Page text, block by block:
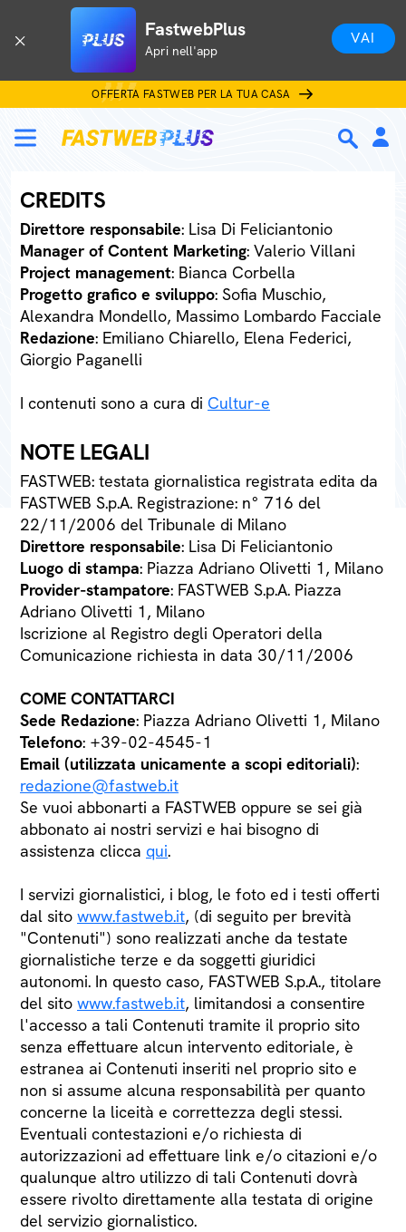
FastwebPlus
Apri nell'app
VAI
OFFERTA FASTWEB PER LA TUA CASA
CREDITS
Direttore responsabile: Lisa Di Feliciantonio
Manager of Content Marketing: Valerio Villani
Project management: Bianca Corbella
Progetto grafico e sviluppo: Sofia Muschio,
Alexandra Mondello, Massimo Lombardo Facciale
Redazione: Emiliano Chiarello, Elena Federici,
Giorgio Paganelli
I contenuti sono a cura di Cultur-e
NOTE LEGALI
FASTWEB: testata giornalistica registrata edita da
FASTWEB S.p.A. Registrazione: n° 716 del
22/11/2006 del Tribunale di Milano
Direttore responsabile: Lisa Di Feliciantonio
Luogo di stampa: Piazza Adriano Olivetti 1, Milano
Provider-stampatore: FASTWEB S.p.A. Piazza
Adriano Olivetti 1, Milano
Iscrizione al Registro degli Operatori della
Comunicazione richiesta in data 30/11/2006
COME CONTATTARCI
Sede Redazione: Piazza Adriano Olivetti 1, Milano
Telefono: +39-02-4545-1
Email (utilizzata unicamente a scopi editoriali):
redazione@fastweb.it
Se vuoi abbonarti a FASTWEB oppure se sei già
abbonato ai nostri servizi e hai bisogno di
assistenza clicca qui.
I servizi giornalistici, i blog, le foto ed i testi offerti
dal sito www.fastweb.it, (di seguito per brevità
"Contenuti") sono realizzati anche da testate
giornalistiche terze e da soggetti giuridici
autonomi. In questo caso, FASTWEB S.p.A., titolare
del sito www.fastweb.it, limitandosi a consentire
l'accesso a tali Contenuti tramite il proprio sito
senza effettuare alcun intervento editoriale, è
estranea ai Contenuti inseriti nel proprio sito e
non si assume alcuna responsabilità per quanto
concerne la liceità e correttezza degli stessi.
Eventuali contestazioni e/o richiesta di
autorizzazioni ad effettuare link e/o citazioni e/o
qualunque altro utilizzo di tali Contenuti dovrà
essere rivolto direttamente alla testata di origine
del servizio giornalistico.